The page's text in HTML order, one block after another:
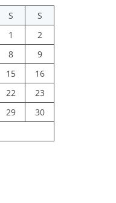
S
S
1
2
8
9
15
16
22
23
29
30